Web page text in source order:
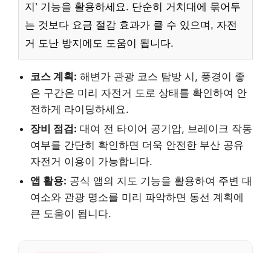
지’ 기능을 활용하세요. 단순히 거치대에 묶어두
는 것보다 요금 절감 효과가 클 수 있으며, 자전
거 도난 방지에도 도움이 됩니다.
코스 계획: 해변가 관광 코스 탐방 시, 풍경이 좋
은 구간은 미리 자전거 도로 상태를 확인하여 안
전하게 라이딩하세요.
장비 점검: 대여 전 타이어 공기압, 브레이크 작동
여부를 간단히 확인하면 더욱 안전한 부산 공유
자전거 이용이 가능합니다.
앱 활용: 공식 앱의 지도 기능을 활용하여 주변 대
여소와 관광 명소를 미리 파악하면 동선 계획에
큰 도움이 됩니다.